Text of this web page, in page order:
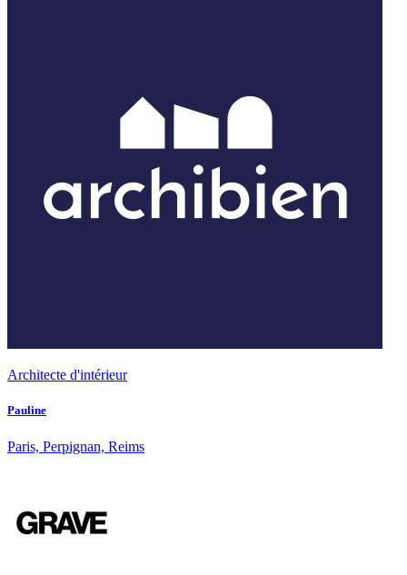
Architecte d'intérieur
Pauline
Paris, Perpignan, Reims